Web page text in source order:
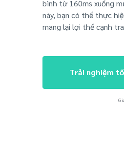
bình từ 160ms xuống
này, bạn có thể thực
mang lại lợi thế cạnh
Trải nghiệm